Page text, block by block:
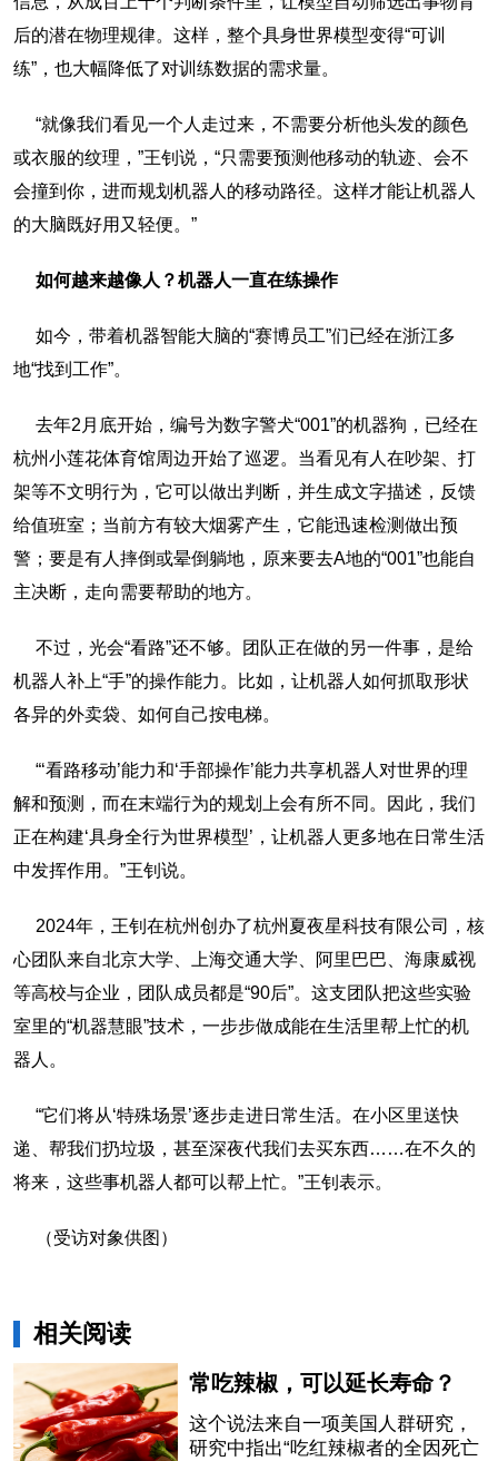
后的潜在物理规律。这样，整个具身世界模型变得“可训
练”，也大幅降低了对训练数据的需求量。
“就像我们看见一个人走过来，不需要分析他头发的颜色
或衣服的纹理，”王钊说，“只需要预测他移动的轨迹、会不
会撞到你，进而规划机器人的移动路径。这样才能让机器人
的大脑既好用又轻便。”
如何越来越像人？机器人一直在练操作
如今，带着机器智能大脑的“赛博员工”们已经在浙江多
地“找到工作”。
去年2月底开始，编号为数字警犬“001”的机器狗，已经在
杭州小莲花体育馆周边开始了巡逻。当看见有人在吵架、打
架等不文明行为，它可以做出判断，并生成文字描述，反馈
给值班室；当前方有较大烟雾产生，它能迅速检测做出预
警；要是有人摔倒或晕倒躺地，原来要去A地的“001”也能自
主决断，走向需要帮助的地方。
不过，光会“看路”还不够。团队正在做的另一件事，是给
机器人补上“手”的操作能力。比如，让机器人如何抓取形状
各异的外卖袋、如何自己按电梯。
“‘看路移动’能力和‘手部操作’能力共享机器人对世界的理
解和预测，而在末端行为的规划上会有所不同。因此，我们
正在构建‘具身全行为世界模型’，让机器人更多地在日常生活
中发挥作用。”王钊说。
2024年，王钊在杭州创办了杭州夏夜星科技有限公司，核
心团队来自北京大学、上海交通大学、阿里巴巴、海康威视
等高校与企业，团队成员都是“90后”。这支团队把这些实验
室里的“机器慧眼”技术，一步步做成能在生活里帮上忙的机
器人。
“它们将从‘特殊场景’逐步走进日常生活。在小区里送快
递、帮我们扔垃圾，甚至深夜代我们去买东西……在不久的
将来，这些事机器人都可以帮上忙。”王钊表示。
（受访对象供图）
相关阅读
常吃辣椒，可以延长寿命？
这个说法来自一项美国人群研究，
研究中指出“吃红辣椒者的全因死亡